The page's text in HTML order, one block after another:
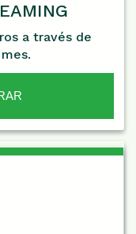
a través de